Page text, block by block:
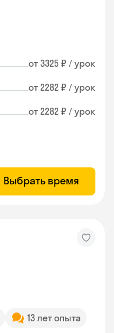
от 3325 ₽ / урок
от 2282 ₽ / урок
от 2282 ₽ / урок
Выбрать время
13 лет опыта